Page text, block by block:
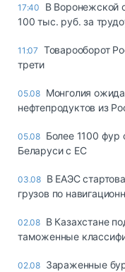
17:40
В Воронежской
100 тыс. руб. за
11:07 Товарооборот
трети
05.08 Монголия
нефтепродуктов из
05.08 Более 1100 фур
Беларуси с ЕС
03.08 В ЕАЭС
грузов по
02.08 В Казахстане
таможенные
02.08 Зараженные